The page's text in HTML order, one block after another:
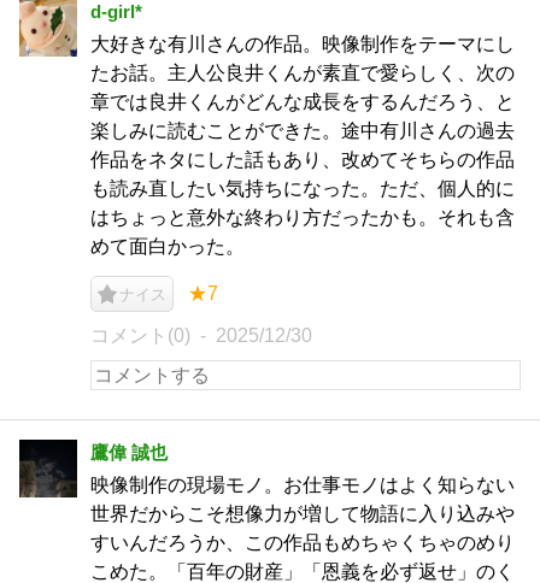
d-girl*
大好きな有川さんの作品。映像制作をテーマにし
たお話。主人公良井くんが素直で愛らしく、次の
章では良井くんがどんな成長をするんだろう、と
楽しみに読むことができた。途中有川さんの過去
作品をネタにした話もあり、改めてそちらの作品
も読み直したい気持ちになった。ただ、個人的に
はちょっと意外な終わり方だったかも。それも含
めて面白かった。
ナイス ★7
コメント(0) 2025/12/30
鷹偉 誠也
映像制作の現場モノ。お仕事モノはよく知らない
世界だからこそ想像力が増して物語に入り込みや
すいんだろうか、この作品もめちゃくちゃのめり
こめた。「百年の財産」「恩義を必ず返せ」のく